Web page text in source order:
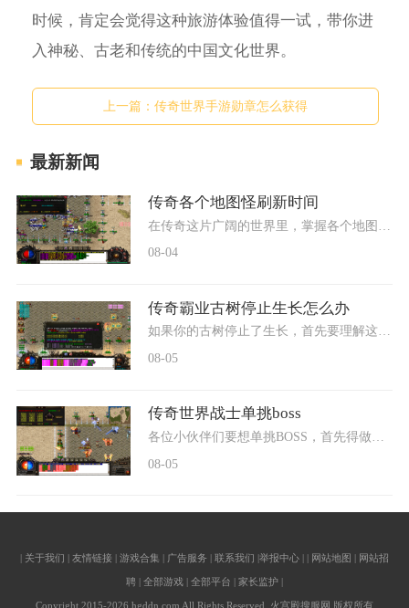
时候，肯定会觉得这种旅游体验值得一试，带你进
入神秘、古老和传统的中国文化世界。
上一篇： 传奇世界手游勋章怎么获得
最新新闻
传奇各个地图怪刷新时间
08-04
传奇霸业古树停止生长怎么办
如果你的古树停止了生长，首先要理解这是游戏中的一个正常阶段。古树在达到一定生长阶段后，确实会进入暂时的生长停滞期，这是游戏机制的一部分，不用过分担心。很多有经验的
08-05
传奇世界战士单挑boss
08-05
| 关于我们 | 友情链接 | 游戏合集 | 广告服务 | 联系我们 |举报中心 | | 网站地图 | 网站招
聘 | 全部游戏 | 全部平台 | 家长监护 |
Copyright 2015-2026 hgddn.com All Rights Reserved. 火宫殿搜服网 版权所有